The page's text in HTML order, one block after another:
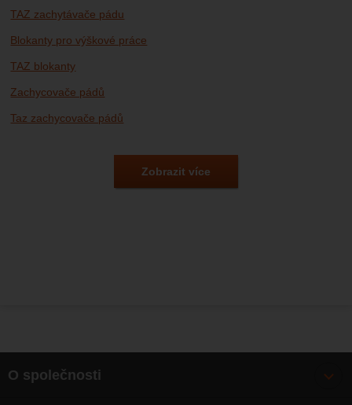
TAZ zachytávače pádu
Blokanty pro výškové práce
TAZ blokanty
Zachycovače pádů
Taz zachycovače pádů
Zobrazit více
O společnosti